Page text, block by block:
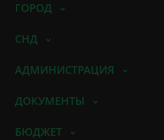
ГОРОД
СНД
АДМИНИСТРАЦИЯ
ДОКУМЕНТЫ
БЮДЖЕТ